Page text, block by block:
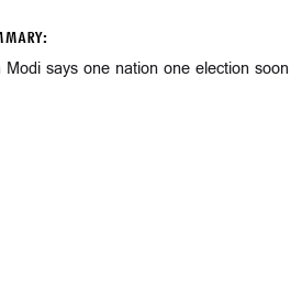
Modi says one nation one election soon